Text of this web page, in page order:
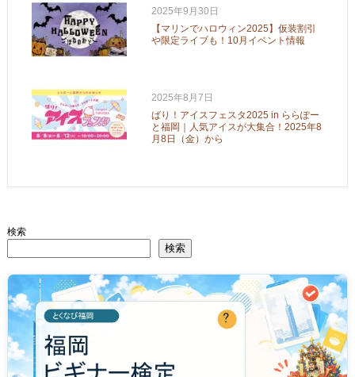
2025年9月30日
【マリンでハロウィン2025】仮装割引
や限定ライブも！10月イベント情報
2025年8月7日
ばり！アイスフェスタ2025 in ららぽー
と福岡｜人気アイスが大集合！2025年8
月8日（金）から
検索
検索